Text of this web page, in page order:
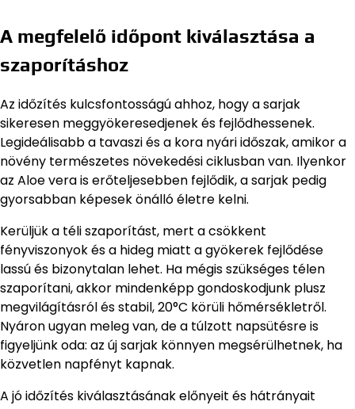
A megfelelő időpont kiválasztása a
szaporításhoz
Az időzítés kulcsfontosságú ahhoz, hogy a sarjak
sikeresen meggyökeresedjenek és fejlődhessenek.
Legideálisabb a tavaszi és a kora nyári időszak, amikor a
növény természetes növekedési ciklusban van. Ilyenkor
az Aloe vera is erőteljesebben fejlődik, a sarjak pedig
gyorsabban képesek önálló életre kelni.
Kerüljük a téli szaporítást, mert a csökkent
fényviszonyok és a hideg miatt a gyökerek fejlődése
lassú és bizonytalan lehet. Ha mégis szükséges télen
szaporítani, akkor mindenképp gondoskodjunk plusz
megvilágításról és stabil, 20°C körüli hőmérsékletről.
Nyáron ugyan meleg van, de a túlzott napsütésre is
figyeljünk oda: az új sarjak könnyen megsérülhetnek, ha
közvetlen napfényt kapnak.
A jó időzítés kiválasztásának előnyeit és hátrányait